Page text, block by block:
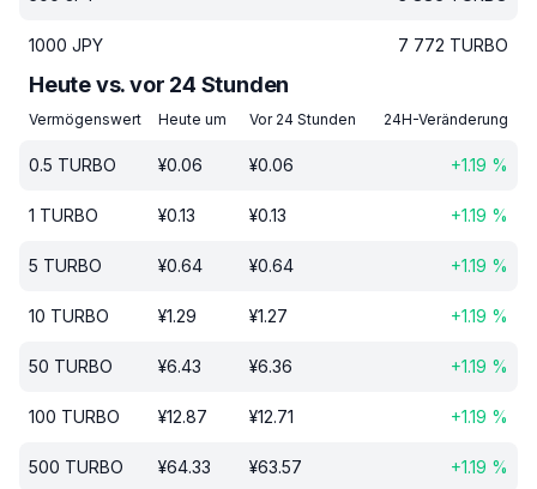
1000 JPY 7 772 TURBO
Heute vs. vor 24 Stunden
Vermögenswert Heute um Vor 24 Stunden 24H-Veränderung
0.5 TURBO ¥0.06 ¥0.06 +1.19 %
1 TURBO ¥0.13 ¥0.13 +1.19 %
5 TURBO ¥0.64 ¥0.64 +1.19 %
10 TURBO ¥1.29 ¥1.27 +1.19 %
50 TURBO ¥6.43 ¥6.36 +1.19 %
100 TURBO ¥12.87 ¥12.71 +1.19 %
500 TURBO ¥64.33 ¥63.57 +1.19 %